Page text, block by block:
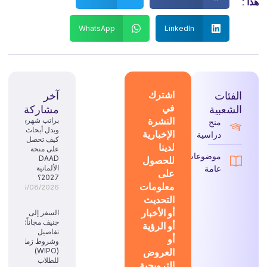
LinkedIn
WhatsApp
الفئات
الشعبية
منح
دراسية
موضوعات
عامة
اشترك
في
النشرة
الإخبارية
لدينا
للحصول
على
معلومات
التحديث
أو الأخبار
أو الرؤية
العروض
آخر
مشاركة
براتب شهري
وبدل أبحاث:
كيف تحصل
على منحة
DAAD
الألمانية
2027؟
05/08/2026
السفر إلى
جنيف مجاناً:
تفاصيل
وشروط زمالة
(WIPO)
للطلاب